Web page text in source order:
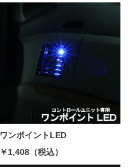
ワンポイントLED
￥1,408（税込）